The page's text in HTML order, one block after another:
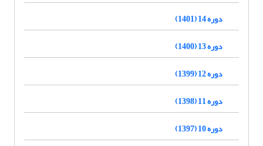
دوره 14 (1401)
دوره 13 (1400)
دوره 12 (1399)
دوره 11 (1398)
دوره 10 (1397)